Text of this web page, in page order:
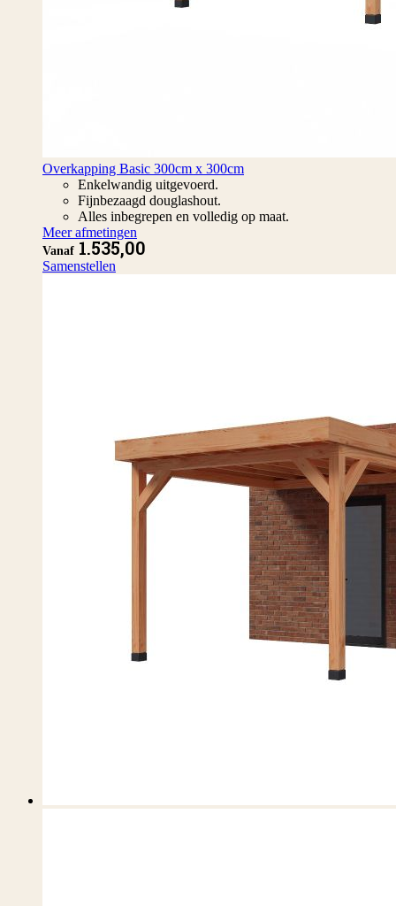
Overkapping Basic 300cm x 300cm
Enkelwandig uitgevoerd.
Fijnbezaagd douglashout.
Alles inbegrepen en volledig op maat.
Meer afmetingen
Vanaf 1.535,00
Samenstellen